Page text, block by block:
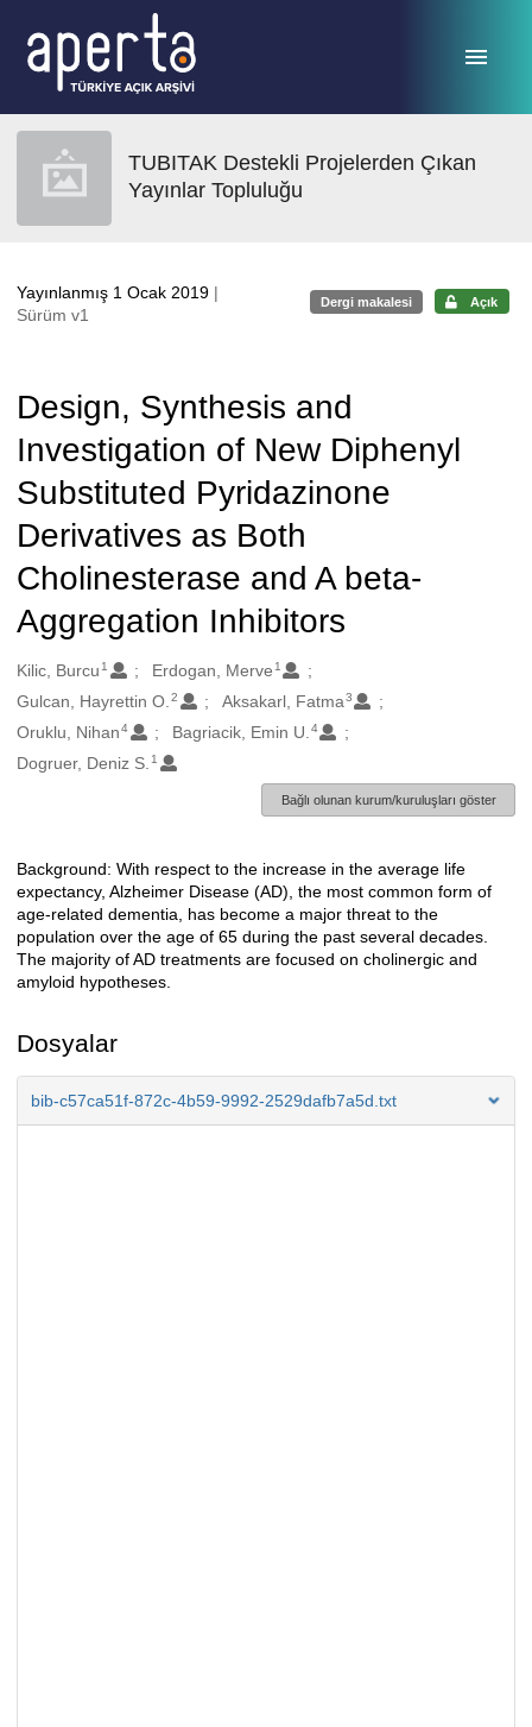
TUBITAK Destekli Projelerden Çıkan
Yayınlar Topluluğu
Yayınlanmış 1 Ocak 2019 |
Sürüm v1
Dergi makalesi Açık
Design, Synthesis and
Investigation of New Diphenyl
Substituted Pyridazinone
Derivatives as Both
Cholinesterase and A beta-
Aggregation Inhibitors
Oluşturanlar
Kilic, Burcu 1 Erdogan, Merve 1
Gulcan, Hayrettin O. 2 Aksakarl, Fatma3
Oruklu, Nihan 4 Bagriacik, Emin U. 4
Dogruer, Deniz S. 1
Bağlı olunan kurum/kuruluşları göster
Açıklama
Background: With respect to the increase in the average life
expectancy, Alzheimer Disease (AD), the most common form of
age-related dementia, has become a major threat to the
population over the age of 65 during the past several decades.
The majority of AD treatments are focused on cholinergic and
amyloid hypotheses.
Dosyalar
bib-c57ca51f-872c-4b59-9992-2529dafb7a5d.txt